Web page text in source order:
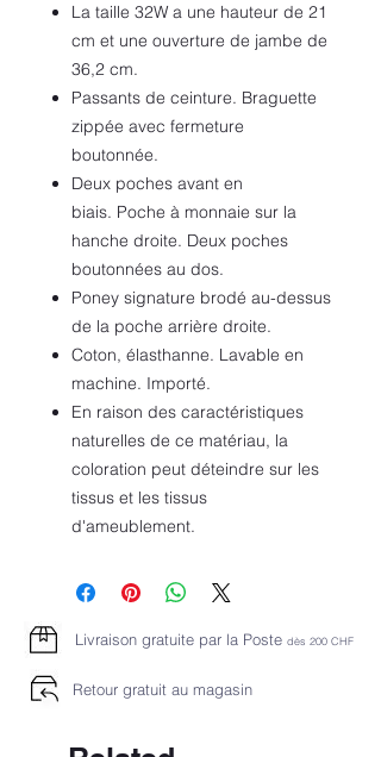
La taille 32W a une hauteur de 21
cm et une ouverture de jambe de
36,2 cm.
Passants de ceinture. Braguette
zippée avec fermeture
boutonnée.
Deux poches avant en
biais. Poche à monnaie sur la
hanche droite. Deux poches
boutonnées au dos.
Poney signature brodé au-dessus
de la poche arrière droite.
Coton, élasthanne. Lavable en
machine. Importé.
En raison des caractéristiques
naturelles de ce matériau, la
coloration peut déteindre sur les
tissus et les tissus
d'ameublement.
Livraison gratuite par la Poste dès 200 CHF
Retour gratuit au magasin